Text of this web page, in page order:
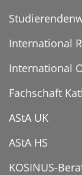
International
International
Fachschaft
AStA UK
AStA HS
KOSINUS-